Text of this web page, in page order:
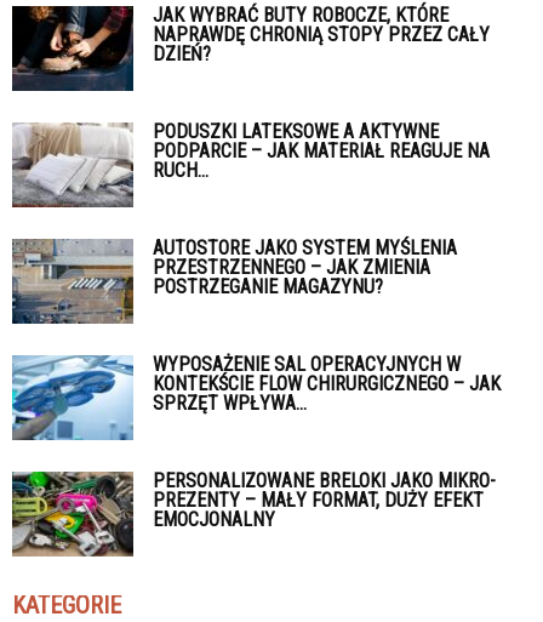
JAK WYBRAĆ BUTY ROBOCZE, KTÓRE
NAPRAWDĘ CHRONIĄ STOPY PRZEZ CAŁY
DZIEŃ?
PODUSZKI LATEKSOWE A AKTYWNE
PODPARCIE – JAK MATERIAŁ REAGUJE NA
RUCH...
AUTOSTORE JAKO SYSTEM MYŚLENIA
PRZESTRZENNEGO – JAK ZMIENIA
POSTRZEGANIE MAGAZYNU?
WYPOSAŻENIE SAL OPERACYJNYCH W
KONTEKŚCIE FLOW CHIRURGICZNEGO – JAK
SPRZĘT WPŁYWA...
PERSONALIZOWANE BRELOKI JAKO MIKRO-
PREZENTY – MAŁY FORMAT, DUŻY EFEKT
EMOCJONALNY
KATEGORIE